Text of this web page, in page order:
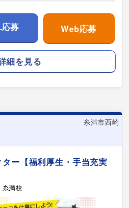
応募 Web応募
細を見る
糸満市西崎
ー【福利厚生・手当充実
満校